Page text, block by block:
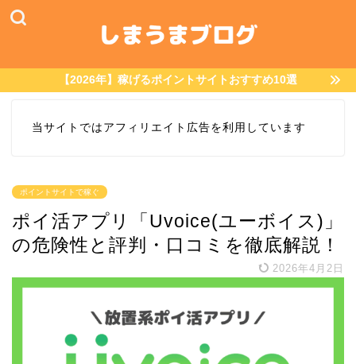
【2026年】稼げるポイントサイトおすすめ10選
当サイトではアフィリエイト広告を利用しています
ポイントサイトで稼ぐ
ポイ活アプリ「Uvoice(ユーボイス)」
の危険性と評判・口コミを徹底解説！
2026年4月2日